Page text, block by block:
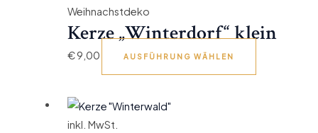
Weihnachstdeko
Kerze „Winterdorf“ klein
€9,00 AUSFÜHRUNG WÄHLEN
inkl. MwSt.